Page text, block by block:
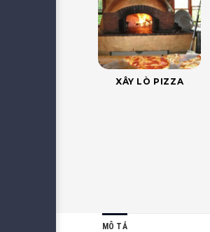
XÂY LÒ PIZZA
MÔ TẢ